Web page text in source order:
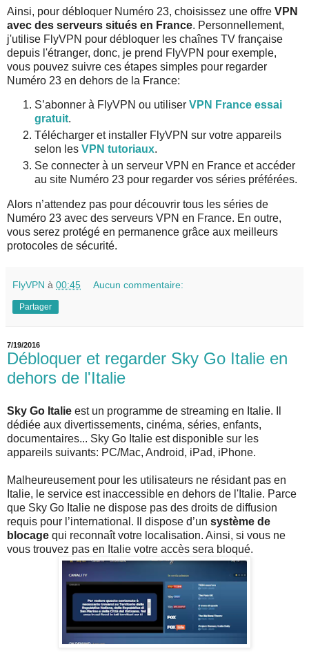
Ainsi, pour débloquer Numéro 23, choisissez une offre VPN
avec des serveurs situés en France. Personnellement,
j'utilise FlyVPN pour débloquer les chaînes TV française
depuis l'étranger, donc, je prend FlyVPN pour exemple,
vous pouvez suivre ces étapes simples pour regarder
Numéro 23 en dehors de la France:
S’abonner à FlyVPN ou utiliser VPN France essai
gratuit.
Télécharger et installer FlyVPN sur votre appareils
selon les VPN tutoriaux.
Se connecter à un serveur VPN en France et accéder
au site Numéro 23 pour regarder vos séries préférées.
Alors n’attendez pas pour découvrir tous les séries de
Numéro 23 avec des serveurs VPN en France. En outre,
vous serez protégé en permanence grâce aux meilleurs
protocoles de sécurité.
FlyVPN à 00:45 Aucun commentaire:
Partager
7/19/2016
Débloquer et regarder Sky Go Italie en
dehors de l'Italie
Sky Go Italie est un programme de streaming en Italie. Il
dédiée aux divertissements, cinéma, séries, enfants,
documentaires... Sky Go Italie est disponible sur les
appareils suivants: PC/Mac, Android, iPad, iPhone.
Malheureusement pour les utilisateurs ne résidant pas en
Italie, le service est inaccessible en dehors de l'Italie. Parce
que Sky Go Italie ne dispose pas des droits de diffusion
requis pour l’international. Il dispose d’un système de
blocage qui reconnaît votre localisation. Ainsi, si vous ne
vous trouvez pas en Italie votre accès sera bloqué.